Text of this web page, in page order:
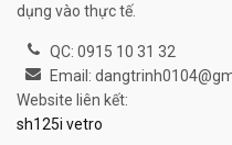
dụng vào thực tế.
QC: 0915 10 31 32
Email:
Website liên kết:
sh125i vetro